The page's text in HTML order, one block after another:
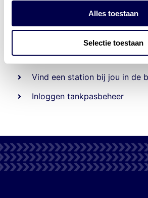
Alles toestaan
Selectie toestaan
tankstationsen
laadpassen
Den Hartog tank- en laadpas
Vind een station bij jou in de
Inloggen tankpasbeheer